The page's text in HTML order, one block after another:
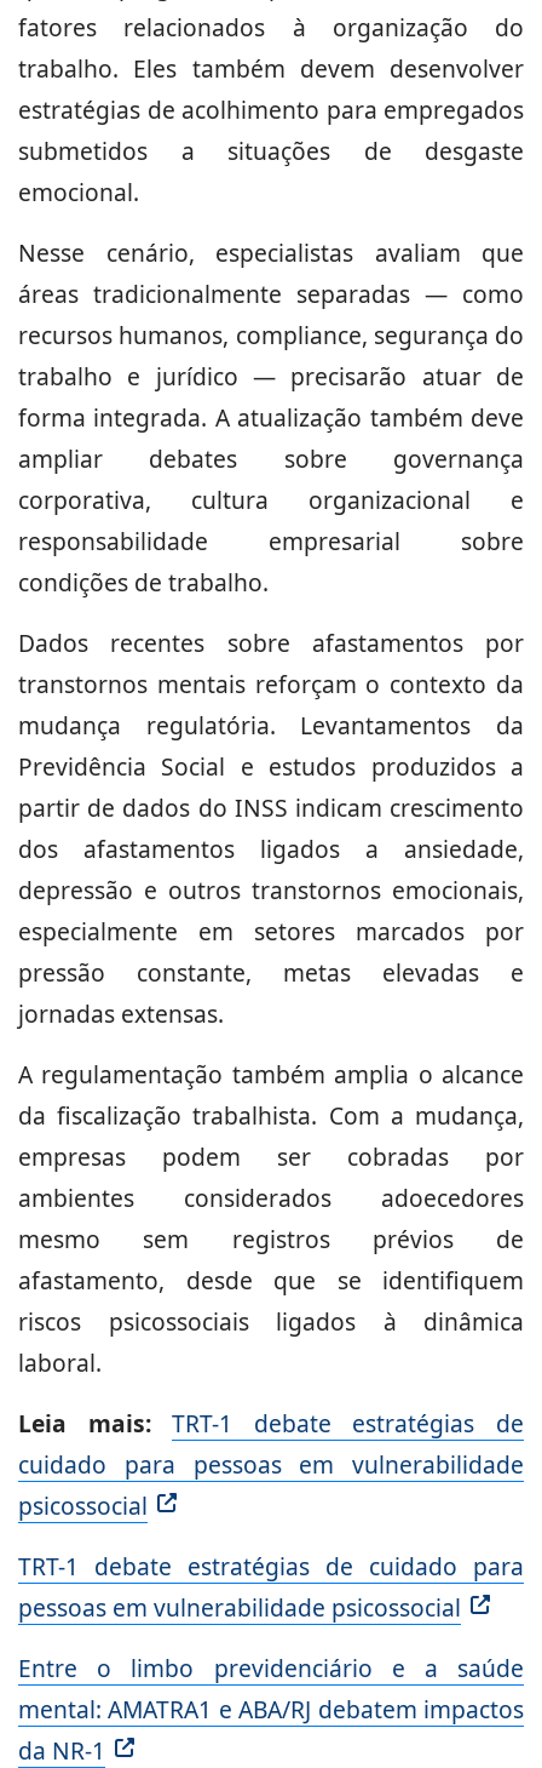
fatores relacionados à organização do
trabalho. Eles também devem desenvolver
estratégias de acolhimento para empregados
submetidos a situações de desgaste
emocional.
Nesse cenário, especialistas avaliam que
áreas tradicionalmente separadas — como
recursos humanos, compliance, segurança do
trabalho e jurídico — precisarão atuar de
forma integrada. A atualização também deve
ampliar debates sobre governança
corporativa, cultura organizacional e
responsabilidade empresarial sobre
condições de trabalho.
Dados recentes sobre afastamentos por
transtornos mentais reforçam o contexto da
mudança regulatória. Levantamentos da
Previdência Social e estudos produzidos a
partir de dados do INSS indicam crescimento
dos afastamentos ligados a ansiedade,
depressão e outros transtornos emocionais,
especialmente em setores marcados por
pressão constante, metas elevadas e
jornadas extensas.
A regulamentação também amplia o alcance
da fiscalização trabalhista. Com a mudança,
empresas podem ser cobradas por
ambientes considerados adoecedores
mesmo sem registros prévios de
afastamento, desde que se identifiquem
riscos psicossociais ligados à dinâmica
laboral.
Leia mais:TRT-1 debate estratégias de
cuidado para pessoas em vulnerabilidade
psicossocial
TRT-1 debate estratégias de cuidado para
pessoas em vulnerabilidade psicossocial
Entre o limbo previdenciário e a saúde
mental: AMATRA1 e ABA/RJ debatem impactos
da NR-1